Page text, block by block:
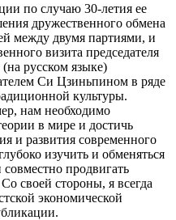
по случаю 30-летия ее
дружественного обмена
между двумя партиями, и
визита председателя
русском языке)
Си Цзиньпином в ряде
культуры.
нам необходимо
в мире и достичь
и развития современного
изучить и обменяться
продвигать
своей стороны, я всегда
экономической